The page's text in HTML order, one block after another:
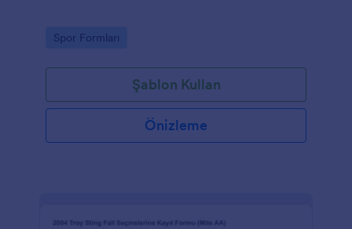
Go to Category:
Spor Formları
Şablon Kullan
Önizleme